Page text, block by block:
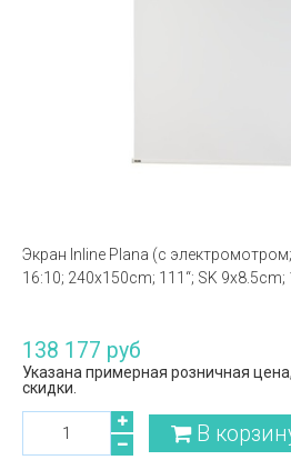
Экран Inline Plana (с
16:10; 240x150cm; 111“; SK 9x8.5cm;
138 177 руб
Указана примерная розничная
скидки.
В